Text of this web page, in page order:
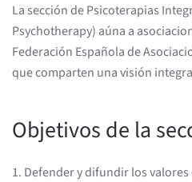
La sección de Psicoterapias
Psychotherapy) aúna a
Federación Española de
que comparten una visión
Objetivos de la
1. Defender y difundir los